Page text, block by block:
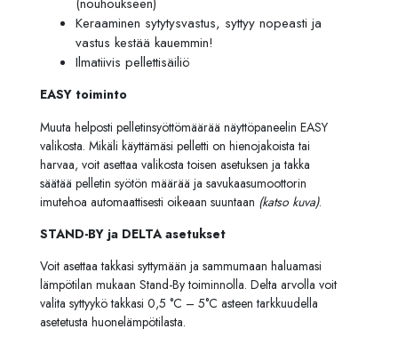
Keraaminen sytytysvastus, syttyy nopeasti ja
vastus kestää kauemmin!
Ilmatiivis pellettisäiliö
EASY toiminto
Muuta helposti pelletinsyöttömäärää näyttöpaneelin EASY
valikosta. Mikäli käyttämäsi pelletti on hienojakoista tai
harvaa, voit asettaa valikosta toisen asetuksen ja takka
säätää pelletin syötön määrää ja savukaasumoottorin
imutehoa automaattisesti oikeaan suuntaan (katso kuva).
STAND-BY ja DELTA asetukset
Voit asettaa takkasi syttymään ja sammumaan haluamasi
lämpötilan mukaan Stand-By toiminnolla. Delta arvolla voit
valita syttyykö takkasi 0,5 °C – 5°C asteen tarkkuudella
asetetusta huonelämpötilasta.